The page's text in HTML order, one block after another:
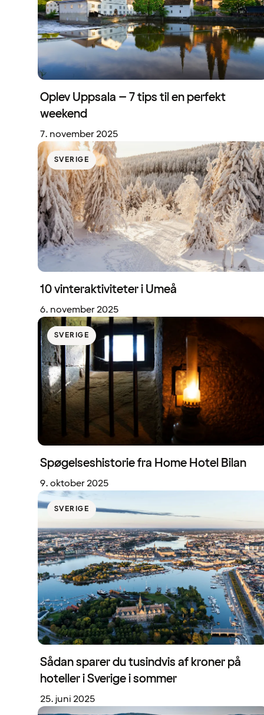
Oplev Uppsala – 7 tips til en perfekt
weekend
7. november 2025
SVERIGE
10 vinteraktiviteter i Umeå
6. november 2025
SVERIGE
Spøgelseshistorie fra Home Hotel Bilan
9. oktober 2025
SVERIGE
Sådan sparer du tusindvis af kroner på
hoteller i Sverige i sommer
25. juni 2025